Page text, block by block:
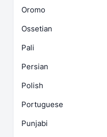
Oromo
Ossetian
Pali
Persian
Polish
Portuguese
Punjabi